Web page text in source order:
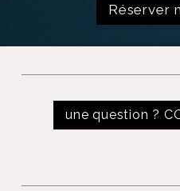
Réserver
une question ?